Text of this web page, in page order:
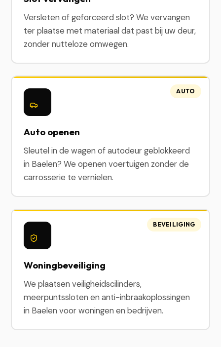
Versleten of geforceerd slot? We vervangen
ter plaatse met materiaal dat past bij uw deur,
zonder nutteloze omwegen.
Auto openen
Sleutel in de wagen of autodeur geblokkeerd
in Baelen? We openen voertuigen zonder de
carrosserie te vernielen.
AUTO
Woningbeveiliging
We plaatsen veiligheidscilinders,
meerpuntssloten en anti-inbraakoplossingen
in Baelen voor woningen en bedrijven.
BEVEILIGING